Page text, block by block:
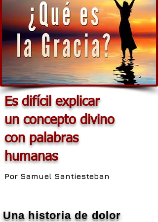
Es difícil explicar
un concepto divino
con palabras
humanas
Por Samuel Santiesteban
Una historia de dolor